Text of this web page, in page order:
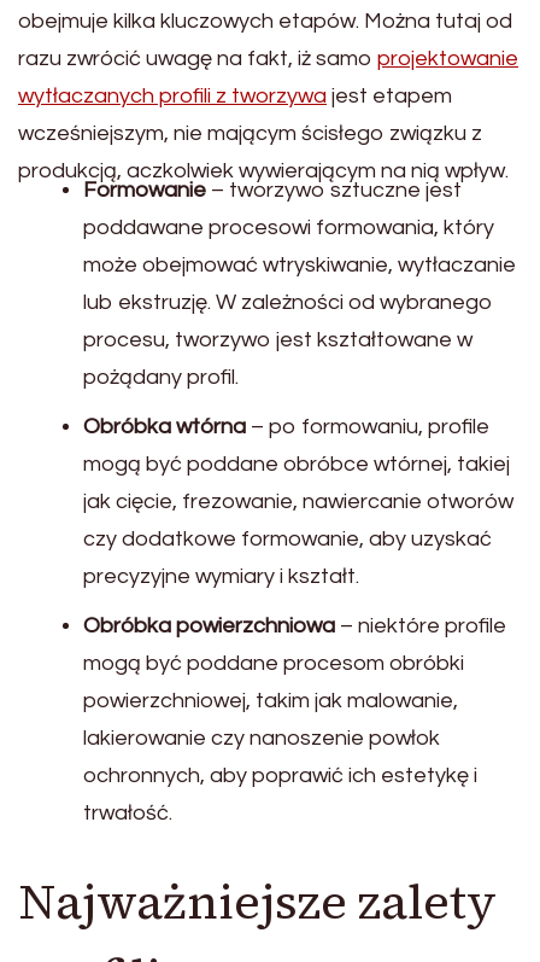
obejmuje kilka kluczowych etapów. Można tutaj od
razu zwrócić uwagę na fakt, iż samo projektowanie
wytłaczanych profili z tworzywa jest etapem
wcześniejszym, nie mającym ścisłego związku z
produkcją, aczkolwiek wywierającym na nią wpływ.
Formowanie – tworzywo sztuczne jest
poddawane procesowi formowania, który
może obejmować wtryskiwanie, wytłaczanie
lub ekstruzję. W zależności od wybranego
procesu, tworzywo jest kształtowane w
pożądany profil.
Obróbka wtórna – po formowaniu, profile
mogą być poddane obróbce wtórnej, takiej
jak cięcie, frezowanie, nawiercanie otworów
czy dodatkowe formowanie, aby uzyskać
precyzyjne wymiary i kształt.
Obróbka powierzchniowa – niektóre profile
mogą być poddane procesom obróbki
powierzchniowej, takim jak malowanie,
lakierowanie czy nanoszenie powłok
ochronnych, aby poprawić ich estetykę i
trwałość.
Najważniejsze zalety